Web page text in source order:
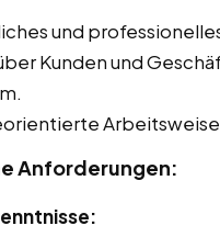
und
Kunden und
Anforderungen: